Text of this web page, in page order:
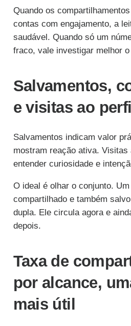
Quando os
contas com engajamento, a
saudável. Quando só um
fraco, vale investigar melhor
Salvamentos,
e visitas ao
Salvamentos indicam valor
mostram reação ativa. Visitas
entender curiosidade e
O ideal é olhar o conjunto.
compartilhado e também
dupla. Ele circula agora e
depois.
Taxa de
por alcance,
mais útil